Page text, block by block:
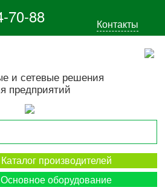
70-88 Контакты
и сетевые решения
предприятий
Каталог производителей
Основное оборудование